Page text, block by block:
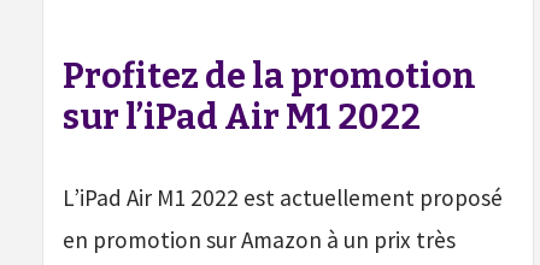
Profitez de la promotion
sur l’iPad Air M1 2022
L’iPad Air M1 2022 est actuellement proposé
en promotion sur Amazon à un prix très